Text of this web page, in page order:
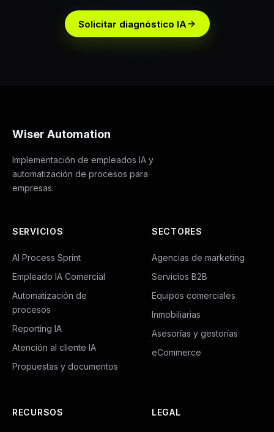
Solicitar diagnóstico IA
Wiser Automation
Implementación de empleados IA y
automatización de procesos para
empresas.
SERVICIOS
AI Process Sprint
Empleado IA Comercial
Automatización de
procesos
Reporting IA
Atención al cliente IA
Propuestas y documentos
SECTORES
Agencias de marketing
Servicios B2B
Equipos comerciales
Inmobiliarias
Asesorías y gestorías
eCommerce
RECURSOS LEGAL